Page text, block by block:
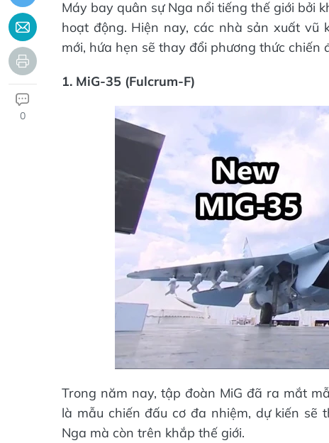
0
Máy bay quân sự Nga nổi tiếng thế giới bởi
hoạt động. Hiện nay, các nhà sản xuất
mới, hứa hẹn sẽ thay đổi phương thức chiến
1. MiG-35 (Fulcrum-F)
Trong năm nay, tập đoàn MiG đã ra mắt
là mẫu chiến đấu cơ đa nhiệm, dự kiến
Nga mà còn trên khắp thế giới.